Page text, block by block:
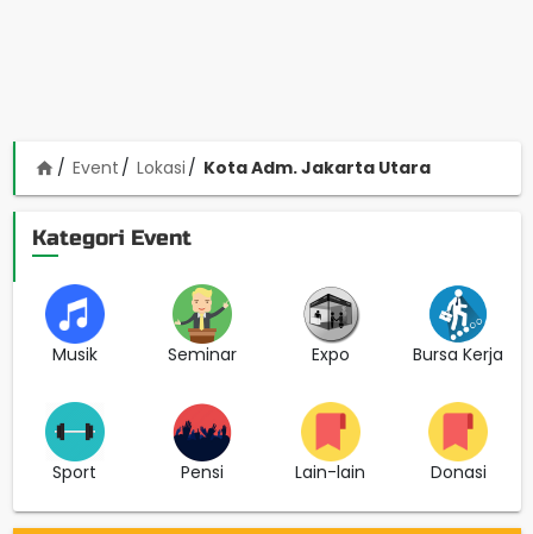
home Event Lokasi Kota Adm. Jakarta Utara
Kategori Event
Musik Seminar Expo Bursa Kerja
Sport Pensi Lain-lain Donasi